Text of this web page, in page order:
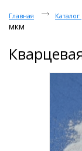
Главная Каталог
мкм